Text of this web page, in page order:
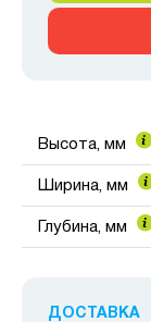
Высота, мм
Ширина, мм
Глубина, мм
ДОСТАВКА